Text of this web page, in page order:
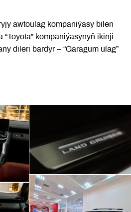
awtoulag kompaniýasy bilen
kompaniýasynyň ikinji
dileri bardyr – “Garagum ulag”